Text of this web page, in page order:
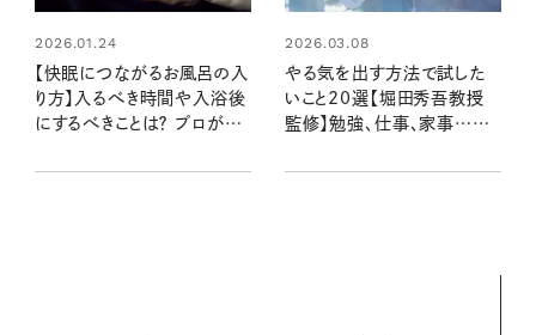
2026.01.24
【快眠につながるお風呂の入
り方】入るべき時間や入浴後
にするべきことは？ プロが教
ィーン」
2026.03.08
やる気を出す方法で試した
いこと20選【堀田秀吾教授
監修】勉強、仕事、家事…や
ションの上げ方